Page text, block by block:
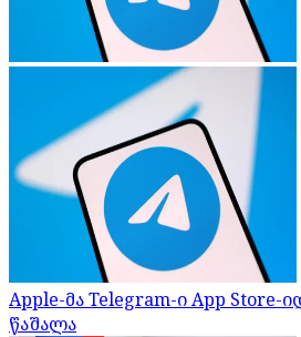
Apple-მა Telegram-ი App Store-
წაშალა